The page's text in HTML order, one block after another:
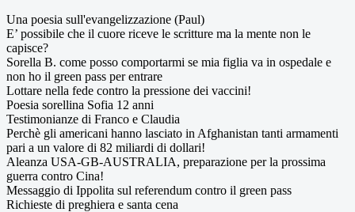
Una poesia sull'evangelizzazione (Paul)
E’ possibile che il cuore riceve le scritture ma la mente non le
capisce?
Sorella B. come posso comportarmi se mia figlia va in ospedale e
non ho il green pass per entrare
Lottare nella fede contro la pressione dei vaccini!
Poesia sorellina Sofia 12 anni
Testimonianze di Franco e Claudia
Perchè gli americani hanno lasciato in Afghanistan tanti armamenti
pari a un valore di 82 miliardi di dollari!
Aleanza USA-GB-AUSTRALIA, preparazione per la prossima
guerra contro Cina!
Messaggio di Ippolita sul referendum contro il green pass
Richieste di preghiera e santa cena